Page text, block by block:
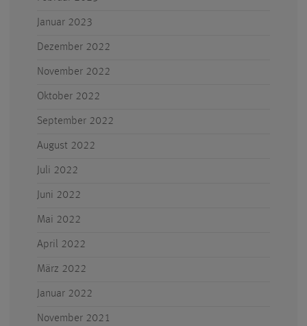
Januar 2023
Dezember 2022
November 2022
Oktober 2022
September 2022
August 2022
Juli 2022
Juni 2022
Mai 2022
April 2022
März 2022
Januar 2022
November 2021